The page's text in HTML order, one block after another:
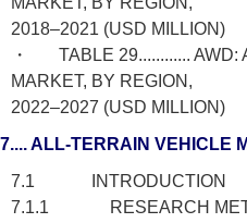
2018–2021 (USD MILLION)
・ TABLE 29............ AWD:
MARKET, BY REGION,
2022–2027 (USD MILLION)
7.... ALL-TERRAIN VEHICLE
7.1 INTRODUCTION
7.1.1 RESEARCH